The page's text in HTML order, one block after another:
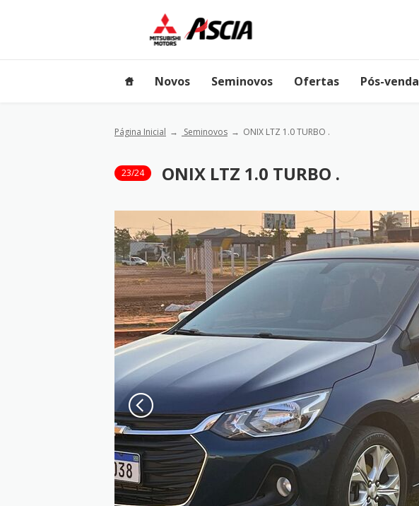
Novos Seminovos Ofertas Pós-venda
Página Inicial Seminovos ONIX LTZ 1.0 TURBO .
23/24 ONIX LTZ 1.0 TURBO .